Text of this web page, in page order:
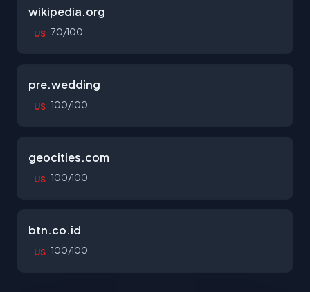
wikipedia.org
US 70/100
pre.wedding
US 100/100
geocities.com
US 100/100
btn.co.id
US 100/100